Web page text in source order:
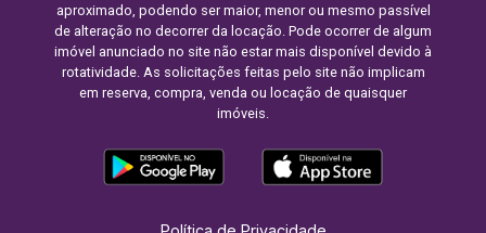
amplas, - Previsão elétrica para instalação de ar-
condicionado nas unidades, - Previsão para
instalação de sacada gourmet com opção para
churrasqueira ecológica, elétrica ou à gás, - Três
elevadores por bloco, - Escada de incêndio com
pressurização, - Previsão para segurança
patrimonial, - Bomba de água pluvial, - Iluminação
aproximado, podendo ser maior, menor ou mesmo passível
de alteração no decorrer da locação. Pode ocorrer de algum
imóvel anunciado no site não estar mais disponível devido à
rotatividade. As solicitações feitas pelo site não implicam
em reserva, compra, venda ou locação de quaisquer
imóveis.